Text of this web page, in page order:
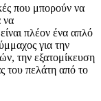
που μπορούν να
να
πλέον ένα απλό
για την
την εξατομίκευση
του πελάτη από το